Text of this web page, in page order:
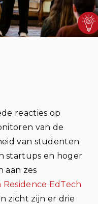
reacties op
van de
van studenten.
startups en hoger
aan zes
EdTech
zicht zijn er drie